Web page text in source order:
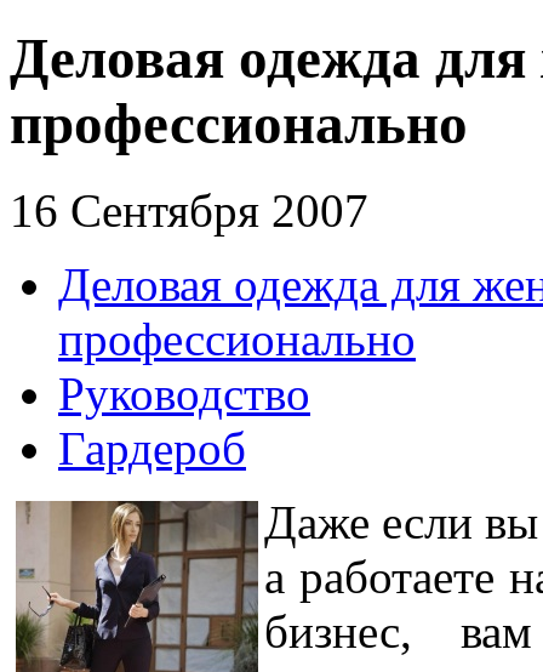
Деловая одежда
профессионально
16 Сентября 2007
Деловая одежда для
профессионально
Руководство
Гардероб
Даже если
а работаете
бизнес,